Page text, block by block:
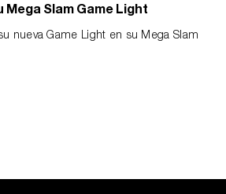
Mega Slam Game Light
nueva Game Light en su Mega Slam